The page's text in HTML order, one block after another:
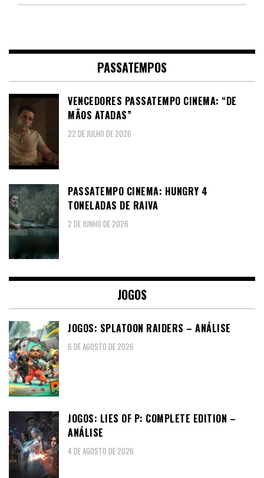
PASSATEMPOS
VENCEDORES PASSATEMPO CINEMA: “DE
MÃOS ATADAS”
22 DE JULHO DE 2026
PASSATEMPO CINEMA: HUNGRY 4
TONELADAS DE RAIVA
2 DE JUNHO DE 2026
JOGOS
JOGOS: SPLATOON RAIDERS – ANÁLISE
6 DE AGOSTO DE 2026
JOGOS: LIES OF P: COMPLETE EDITION –
ANÁLISE
4 DE AGOSTO DE 2026